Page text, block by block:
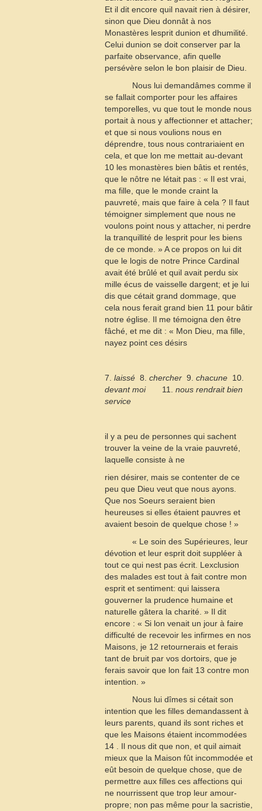
Et il dit encore quil navait rien à désirer,
sinon que Dieu donnât à nos
Monastères lesprit dunion et dhumilité.
Celui dunion se doit conserver par la
parfaite observance, afin quelle
persévère selon le bon plaisir de Dieu.
Nous lui demandâmes comme il
se fallait comporter pour les affaires
temporelles, vu que tout le monde nous
portait à nous y affectionner et attacher;
et que si nous voulions nous en
déprendre, tous nous contrariaient en
cela, et que lon me mettait au-devant
10 les monastères bien bâtis et rentés,
que le nôtre ne létait pas : « Il est vrai,
ma fille, que le monde craint la
pauvreté, mais que faire à cela ? Il faut
témoigner simplement que nous ne
voulons point nous y attacher, ni perdre
la tranquillité de lesprit pour les biens
de ce monde. » A ce propos on lui dit
que le logis de notre Prince Cardinal
avait été brûlé et quil avait perdu six
mille écus de vaisselle dargent; et je lui
dis que cétait grand dommage, que
cela nous ferait grand bien 11 pour bâtir
notre église. Il me témoigna den être
fâché, et me dit : « Mon Dieu, ma fille,
nayez point ces désirs
7. laissé  8. chercher  9. chacune  10.
devant moi
11. nous rendrait bien
service
il y a peu de personnes qui sachent
trouver la veine de la vraie pauvreté,
laquelle consiste à ne
rien désirer, mais se contenter de ce
peu que Dieu veut que nous ayons.
Que nos Soeurs seraient bien
heureuses si elles étaient pauvres et
avaient besoin de quelque chose ! »
« Le soin des Supérieures, leur
dévotion et leur esprit doit suppléer à
tout ce qui nest pas écrit. Lexclusion
des malades est tout à fait contre mon
esprit et sentiment: qui laissera
gouverner la prudence humaine et
naturelle gâtera la charité. » Il dit
encore : « Si lon venait un jour à faire
difficulté de recevoir les infirmes en nos
Maisons, je 12 retournerais et ferais
tant de bruit par vos dortoirs, que je
ferais savoir que lon fait 13 contre mon
intention. »
Nous lui dîmes si cétait son
intention que les filles demandassent à
leurs parents, quand ils sont riches et
que les Maisons étaient incommodées
14 . Il nous dit que non, et quil aimait
mieux que la Maison fût incommodée et
eût besoin de quelque chose, que de
permettre aux filles ces affections qui
ne nourrissent que trop leur amour-
propre; non pas même pour la sacristie,